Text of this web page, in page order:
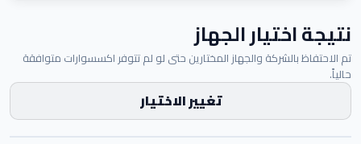
نتيجة اختيار الجهاز
تم الاحتفاظ بالشركة والجهاز المختارين حتى لو لم تتوفر اكسسوارات متوافقة
حالياً.
تغيير الاختيار